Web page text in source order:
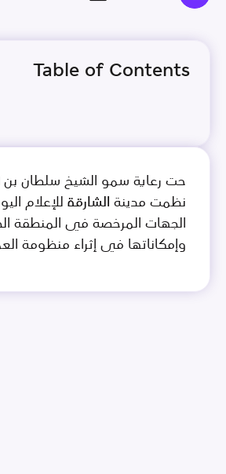
Table of Contents
حت رعاية سمو الشيخ سلطان بن
نظمت مدينة الشارقة للإعلام
الجهات المرخصة في المنطقة
وإمكاناتها في إثراء منظومة